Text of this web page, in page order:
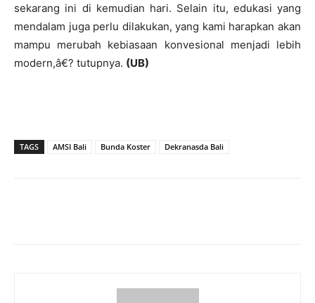
sekarang ini di kemudian hari. Selain itu, edukasi yang
mendalam juga perlu dilakukan, yang kami harapkan akan
mampu merubah kebiasaan konvesional menjadi lebih
modern,â€? tutupnya. (UB)
TAGS AMSI Bali Bunda Koster Dekranasda Bali